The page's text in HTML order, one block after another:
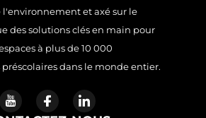
l'environnement et axé sur le
des solutions clés en main pour
à plus de 10 000
dans le monde entier.